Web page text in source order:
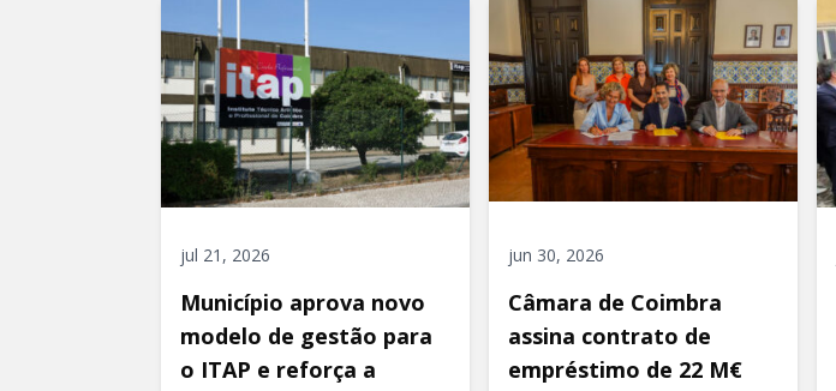
jul 21, 2026
Município aprova novo
modelo de gestão para
o ITAP e reforça a
jun 30, 2026
Câmara de Coimbra
assina contrato de
empréstimo de 22 M€